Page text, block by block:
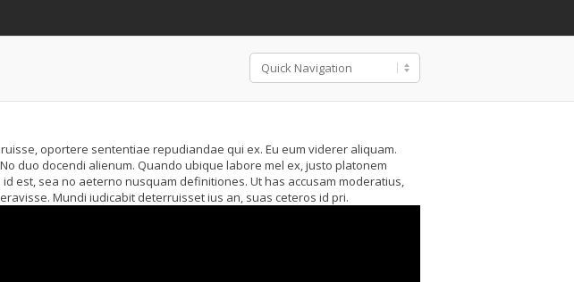
oportere sententiae repudiandae qui ex. Eu eum viderer aliquam.
duo docendi alienum. Quando ubique labore mel ex, justo platonem
est, sea no aeterno nusquam definitiones. Ut has accusam moderatius,
Mundi iudicabit deterruisset ius an, suas ceteros id pri.